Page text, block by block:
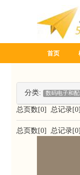
首页
分类: 数码电子和配
总页数[0] 总记录
总页数[0] 总记录